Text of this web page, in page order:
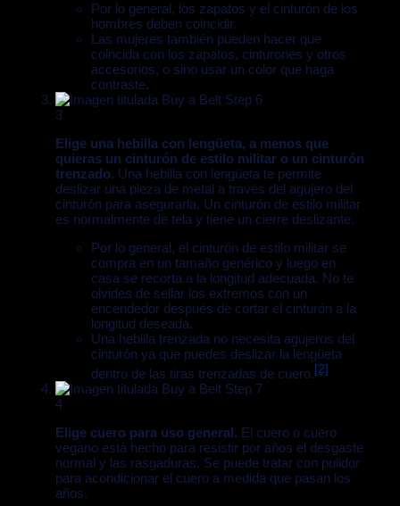
Por lo general, los zapatos y el cinturón de los
hombres deben coincidir.
Las mujeres también pueden hacer que
coincida con los zapatos, cinturones y otros
accesorios, o sino usar un color que haga
contraste.
3
Elige una hebilla con lengüeta, a menos que
quieras un cinturón de estilo militar o un cinturón
trenzado. Una hebilla con lengüeta te permite
deslizar una pieza de metal a través del agujero del
cinturón para asegurarla. Un cinturón de estilo militar
es normalmente de tela y tiene un cierre deslizante.
Por lo general, el cinturón de estilo militar se
compra en un tamaño genérico y luego en
casa se recorta a la longitud adecuada. No te
olvides de sellar los extremos con un
encendedor después de cortar el cinturón a la
longitud deseada.
Una hebilla trenzada no necesita agujeros del
cinturón ya que puedes deslizar la lengüeta
dentro de las tiras trenzadas de cuero.[2]
4
Elige cuero para uso general. El cuero o cuero
vegano está hecho para resistir por años el desgaste
normal y las rasgaduras. Se puede tratar con pulidor
para acondicionar el cuero a medida que pasan los
años.